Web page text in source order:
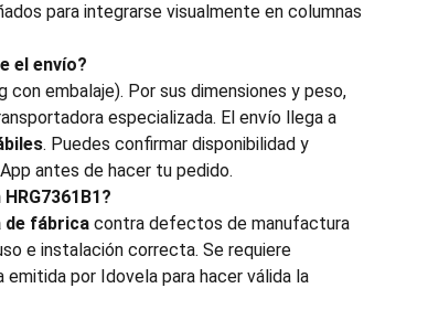
para integrarse visualmente en columnas
el envío?
con embalaje). Por sus dimensiones y peso,
especializada. El envío llega a
. Puedes confirmar disponibilidad y
antes de hacer tu pedido.
de fábrica contra defectos de manufactura
e instalación correcta. Se requiere
por Idovela para hacer válida la